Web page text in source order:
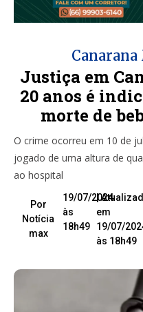
Canarana
Justiça em
20 anos é
morte de
O crime ocorreu em 10 de
jogado de uma altura de
ao hospital
Por
Notícia
max
19/07/2024
às
18h49
|
em
19/07/
às 18h49